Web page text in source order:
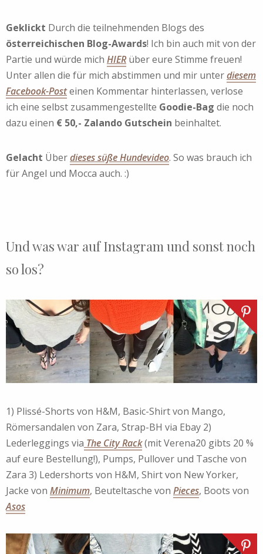
Geklickt Durch die teilnehmenden Blogs des
österreichischen Blog-Awards! Ich bin auch mit von der
Partie und würde mich HIERüber eure Stimme freuen!
Unter allen die für mich abstimmen und mir unterdiesem
Facebook-Posteinen Kommentar hinterlassen, verlose
ich eine selbst zusammengestellte Goodie-Bag die noch
dazu einen € 50,- Zalando Gutschein beinhaltet.
Gelacht Überdieses süße Hundevideo. So was brauch ich
für Angel und Mocca auch. :)
Und was war auf Instagram und sonst noch
so los?
1) Plissé-Shorts von H&M, Basic-Shirt von Mango,
Römersandalen von Zara, Strap-BH via Ebay 2)
Lederleggings via The City Rack(mit Verena20 gibts 20 %
auf eure Bestellung!), Pumps, Pullover und Tasche von
Zara 3) Ledershorts von H&M, Shirt von New Yorker,
Jacke von Minimum, Beuteltasche von Pieces, Boots von
Asos